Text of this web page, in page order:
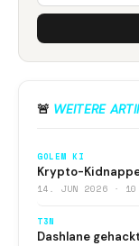
🚨 WEITERE
GOLEM KI
Krypto-
14. JUN 2026 ·
T3N
Dashlane